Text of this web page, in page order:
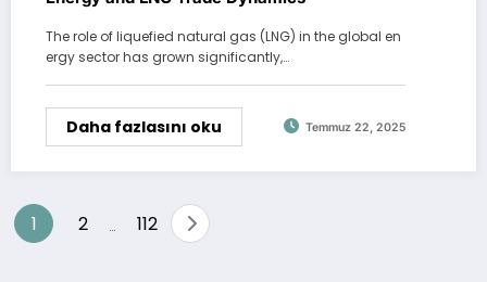
The role of liquefied natural gas (LNG) in the global en
ergy sector has grown significantly,…
Daha fazlasını oku Temmuz 22, 2025
Yazı
1 2 112